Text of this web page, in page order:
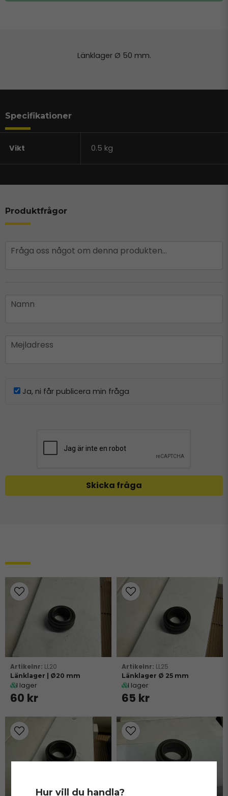
Länklager Ø 50 mm.
Specifikationer
Vikt 0.5 kg
Produktfrågor
question
Fråga oss något om denna produkten...
name
Namn
email
Mejladress
Ja, ni får publicera min fråga
Skicka fråga
LL20
Länklager | Ø20 mm
I lager
60 kr
LL25
Länklager Ø 25 mm
I lager
65 kr
Hur vill du handla?